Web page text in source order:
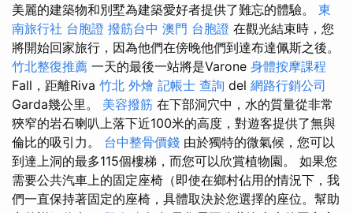
美麗的建築物和別墅為建築愛好者提供了難忘的體驗。 東
南旅行社 台胞證 撥筋台中 澳門 台胞證 在觀光結束時，您
將開始回家旅行，因為他們在傍晚他們到達布達佩斯之後。
竹北整復推薦 一天的最後一站將是Varone 身體按摩課程
Fall，距離Riva 竹北 外燴 記帳士 查詢 del 網路行銷公司
Garda幾公里。 美容撥筋 在下部洞穴中，水的質量從非常
狹窄的岩石喇叭上落下近100米的高度，對遊客提供了無與
倫比的吸引力。 台中整骨價錢 由於獨特的微氣候，您可以
到達上洞的最多115個樓梯，而您可以欣賞植物園。 如果您
需要公共汽車上的固定座椅（即使在鄉村佔用的情況下，我
們一直保持著固定的座椅，具體取決於您選擇的座位。幫助